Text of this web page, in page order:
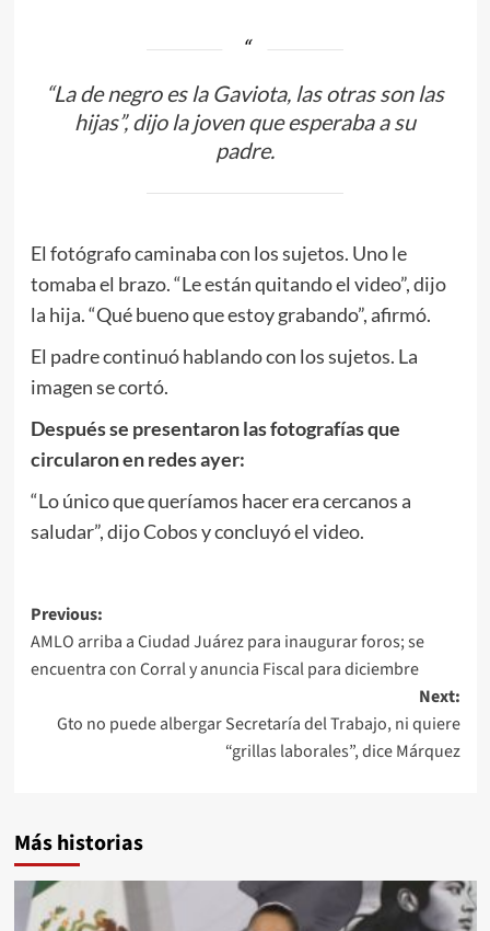
“La de negro es la Gaviota, las otras son las
hijas”, dijo la joven que esperaba a su
padre.
El fotógrafo caminaba con los sujetos. Uno le
tomaba el brazo. “Le están quitando el video”, dijo
la hija. “Qué bueno que estoy grabando”, afirmó.
El padre continuó hablando con los sujetos. La
imagen se cortó.
Después se presentaron las fotografías que
circularon en redes ayer:
“Lo único que queríamos hacer era cercanos a
saludar”, dijo Cobos y concluyó el video.
Post
navigation
Previous:
AMLO arriba a Ciudad Juárez para inaugurar foros; se
encuentra con Corral y anuncia Fiscal para diciembre
Next:
Gto no puede albergar Secretaría del Trabajo, ni quiere
“grillas laborales”, dice Márquez
Más historias